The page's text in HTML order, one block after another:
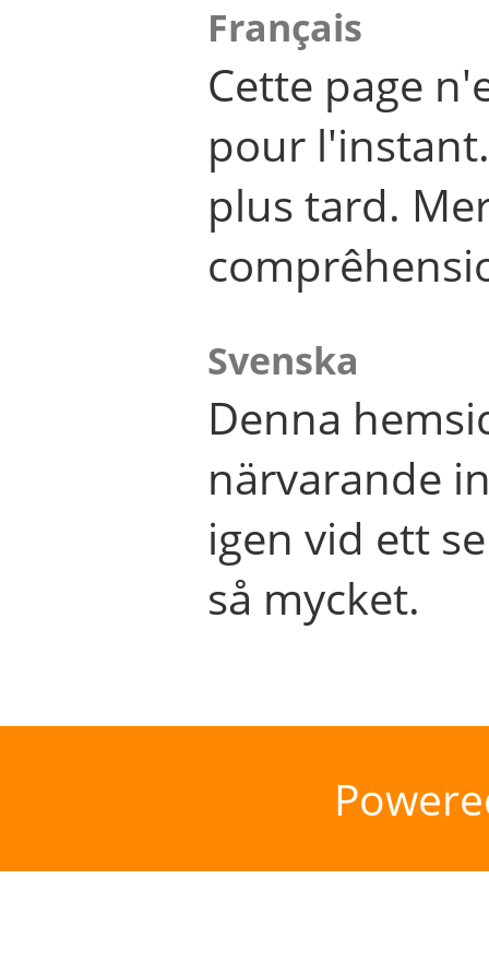
Français
Cette page
pour
plus tard.
Svenska
Denna
närvarande
igen vid ett
så mycket.